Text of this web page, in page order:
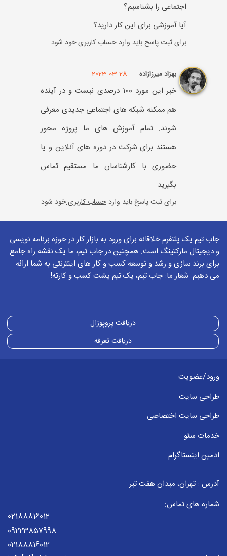
اجتماعی را بشناسیم؟
آیا آموزشی برای این کار دارید؟
برای ثبت پاسخ باید وارد حساب کاربریخود شود
بهزاد میرزازاده 2023-03-28
خیر این مورد 100 درصدی نیست و در آینده
هم ممکنه شبکه های اجتماعی جدیدی معرفی
شوند. تمام آموزش های ما پروژه محور
هستند برای شرکت در دوره های آنلاین و یا
حضوری با کارشناسان ما مستقیم تماس
بگیرید
برای ثبت پاسخ باید وارد حساب کاربریخود شود
مشاوره 2022-10-16
من میخواستم برای توییتر از شما مشاوره بگیرم،
امکانش هست؟
بهزاد میرزازاده 2022-10-16
برای این مورد از طریق واتساپ یا تماس
مستقیم میتوند با ما در ارتباط باشید
0910977... :
ممنون از مطالب سایت. مقالات سایت خودشون به
تنهایی کلاس درس هستند.
من مایلم در زمینه مشاوره پیج های اینستاگرام
به مشتری باشه
در صورتیکه جاب تیم کلاس های آموزشی دارد، چطور
جاب تیم یک پلتفرم خلاقانه برای ورود به بازار کار در حوزه برنامه نویسی
و دیجیتال مارکتینگ است. همچنین در جاب تیم، ما یک نقشه راه جامع
برای برند سازی و رشد و توسعه کسب و کار های اینترنتی به شما ارائه
می دهیم. شعار ما: جاب تیم، یک تیم پشت کسب و کارته!
دریافت پروپوزال
دریافت تعرفه
ورود/عضویت
طراحی سایت
طراحی سایت اختصاصی
خدمات سئو
ادمین اینستاگرام
آدرس : تهران، میدان هفت تیر
شماره های تماس:
02188816012
09223857998
02188816012